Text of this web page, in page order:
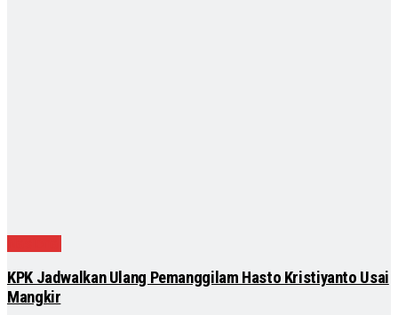
KPK Jadwalkan Ulang Pemanggilam Hasto Kristiyanto Usai
Mangkir